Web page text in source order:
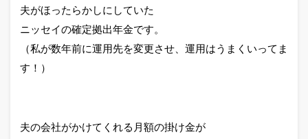
夫がほったらかしにしていた
ニッセイの確定拠出年金です。
（私が数年前に運用先を変更させ、運用はうまくいってま
す！）
夫の会社がかけてくれる月額の掛け金が